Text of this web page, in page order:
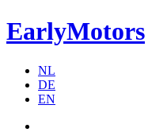
EarlyMotors
NL
DE
EN